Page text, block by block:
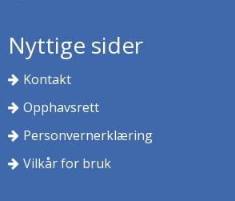
Nyttige sider
Kontakt
Opphavsrett
Personvernerklæring
Vilkår for bruk